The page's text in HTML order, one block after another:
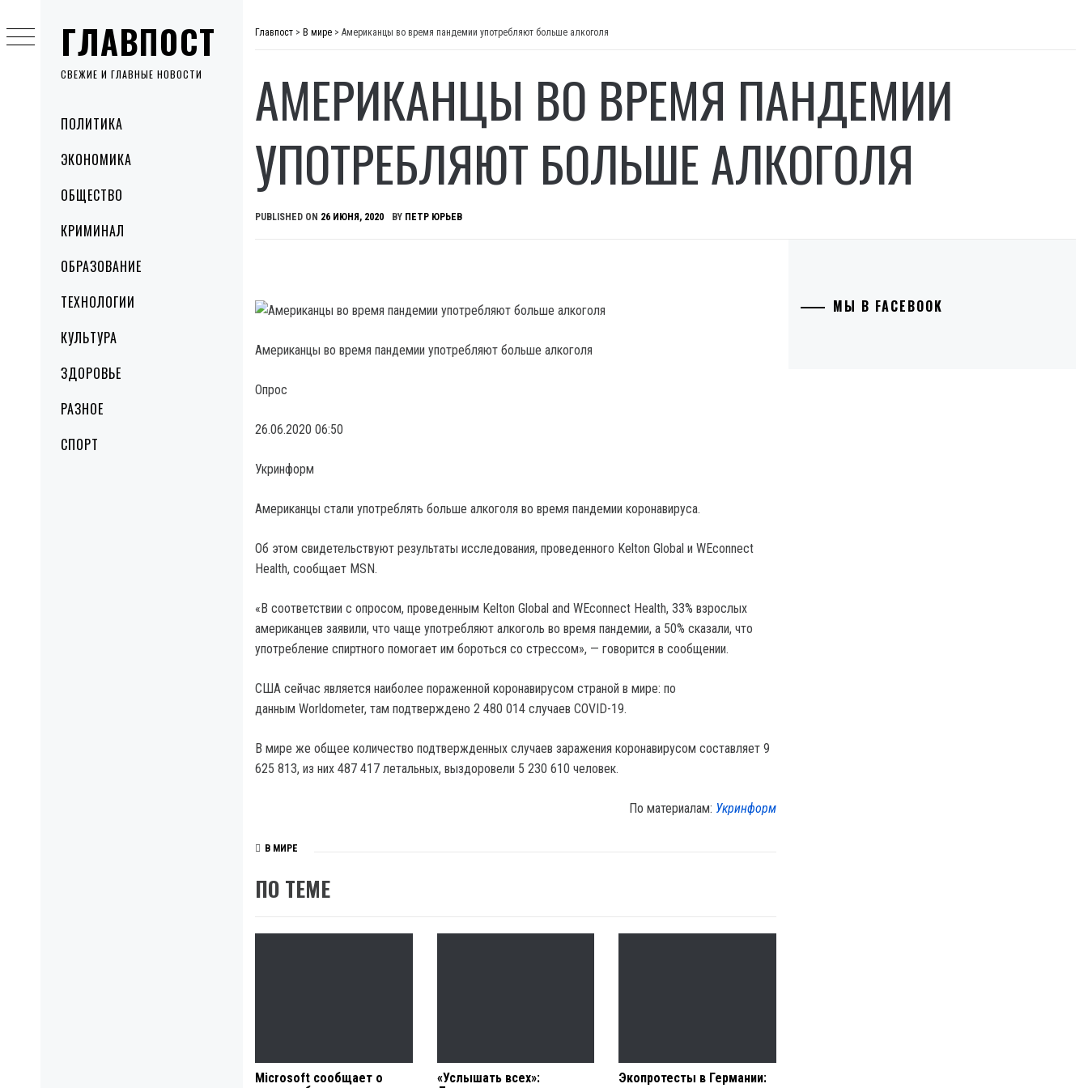
ГЛАВПОСТ
СВЕЖИЕ И ГЛАВНЫЕ НОВОСТИ
MenuПОЛИТИКА
ЭКОНОМИКА
ОБЩЕСТВО
КРИМИНАЛ
ОБРАЗОВАНИЕ
ТЕХНОЛОГИИ
КУЛЬТУРА
ЗДОРОВЬЕ
РАЗНОЕ
СПОРТ
to
content
Главпост > В мире > Американцы во время пандемии употребляют больше алкоголя
АМЕРИКАНЦЫ ВО ВРЕМЯ ПАНДЕМИИ
УПОТРЕБЛЯЮТ БОЛЬШЕ АЛКОГОЛЯ
PUBLISHED ON 26 ИЮНЯ, 2020 BY ПЕТР ЮРЬЕВ
Американцы во время пандемии употребляют больше алкоголя
Опрос
26.06.2020 06:50
Укринформ
Американцы стали употреблять больше алкоголя во время пандемии коронавируса.
Об этом свидетельствуют результаты исследования, проведенного Kelton Global и WEconnect
Health, сообщает MSN.
«В соответствии с опросом, проведенным Kelton Global and WEconnect Health, 33% взрослых
американцев заявили, что чаще употребляют алкоголь во время пандемии, а 50% сказали, что
употребление спиртного помогает им бороться со стрессом», — говорится в сообщении.
США сейчас является наиболее пораженной коронавирусом страной в мире: по
данным Worldometer, там подтверждено 2 480 014 случаев COVID-19.
В мире же общее количество подтвержденных случаев заражения коронавирусом составляет 9
625 813, из них 487 417 летальных, выздоровели 5 230 610 человек.
По материалам: Укринформ
В МИРЕ
ПО ТЕМЕ
Microsoft сообщает о
«Услышать всех»:
Экопротесты в Германии:
МЫ В FACEBOOK